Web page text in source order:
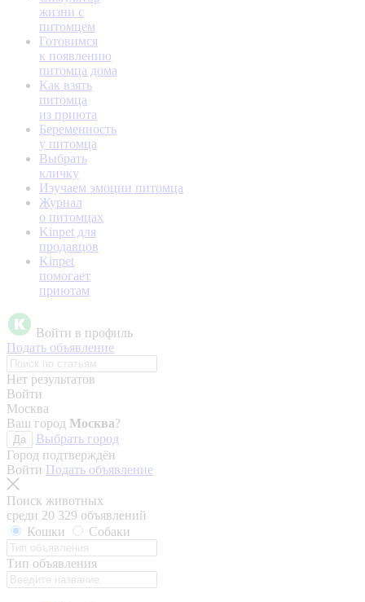
жизни с
питомцем
Готовимся
к появлению
питомца дома
Как взять
питомца
из приюта
Беременность
у питомца
Выбрать
кличку
Изучаем эмоции питомца
Журнал
о питомцах
Kinpet для
продавцов
Kinpet
помогает
приютам
Войти в профиль
Подать объявление
Нет результатов
Войти
Москва
Ваш город Москва?
Да
Выбрать город
Город подтверждён
Войти Подать объявление
Поиск животных
среди 20 329 объявлений
Кошки
Собаки
Тип объявления